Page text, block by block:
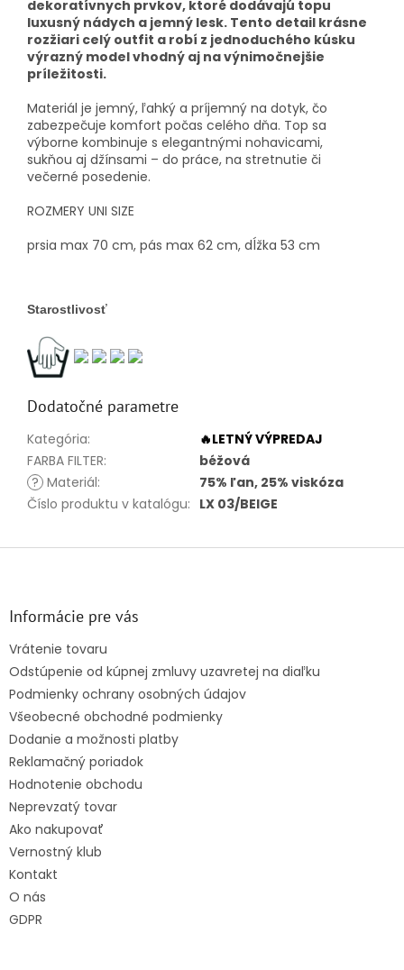
dekoratívnych prvkov, ktoré dodávajú topu
luxusný nádych a jemný lesk. Tento detail krásne
rozžiari celý outfit a robí z jednoduchého kúsku
výrazný model vhodný aj na výnimočnejšie
príležitosti.
Materiál je jemný, ľahký a príjemný na dotyk, čo
zabezpečuje komfort počas celého dňa. Top sa
výborne kombinuje s elegantnými nohavicami,
sukňou aj džínsami – do práce, na stretnutie či
večerné posedenie.
ROZMERY UNI SIZE
prsia max 70 cm, pás max 62 cm, dĺžka 53 cm
Starostlivosť
Dodatočné parametre
Kategória:
🔥LETNÝ VÝPREDAJ
FARBA FILTER:
béžová
? Materiál:
75% ľan, 25% viskóza
Číslo produktu v katalógu: LX 03/BEIGE
Z
Informácie pre vás
Vrátenie tovaru
Odstúpenie od kúpnej zmluvy uzavretej na diaľku
Podmienky ochrany osobných údajov
Všeobecné obchodné podmienky
Dodanie a možnosti platby
Reklamačný poriadok
Hodnotenie obchodu
Neprevzatý tovar
Ako nakupovať
Vernostný klub
Kontakt
O nás
GDPR